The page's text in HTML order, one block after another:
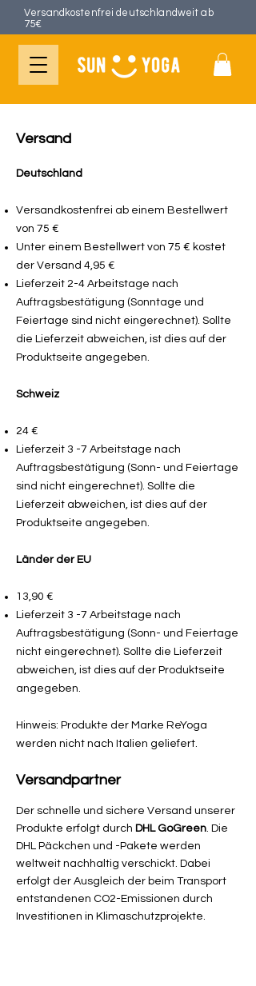
Versandkostenfrei deutschlandweit ab
75€
Versand ​
Deutschland
Versandkostenfrei ab einem Bestellwert
von 75 €
Unter einem Bestellwert von 75 € kostet
der Versand 4,95 €
Lieferzeit 2-4 Arbeitstage nach
Auftragsbestätigung (Sonntage und
Feiertage sind nicht eingerechnet). Sollte
die Lieferzeit abweichen, ist dies auf der
Produktseite angegeben.
Schweiz
24 €
Lieferzeit 3 -7 Arbeitstage nach
Auftragsbestätigung (Sonn- und Feiertage
sind nicht eingerechnet). Sollte die
Lieferzeit abweichen, ist dies auf der
Produktseite angegeben.
Länder der EU
13,90 €
Lieferzeit 3 -7 Arbeitstage nach
Auftragsbestätigung (Sonn- und Feiertage
nicht eingerechnet). Sollte die Lieferzeit
abweichen, ist dies auf der Produktseite
angegeben.
Hinweis: Produkte der Marke ReYoga
werden nicht nach Italien geliefert.
Versandpartner
Der schnelle und sichere Versand unserer
Produkte erfolgt durch DHL GoGreen . Die
DHL Päckchen und -Pakete werden
weltweit nachhaltig verschickt. Dabei
erfolgt der Ausgleich der beim Transport
entstandenen CO2-Emissionen durch
Investitionen in Klimaschutzprojekte.